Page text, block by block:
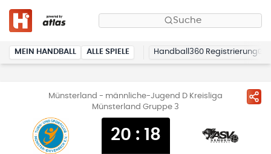
Suche
MEIN HANDBALL ALLE SPIELE Handball360 Registrierung
Münsterland - männliche-Jugend D Kreisliga
Münsterland Gruppe 3
20 : 18